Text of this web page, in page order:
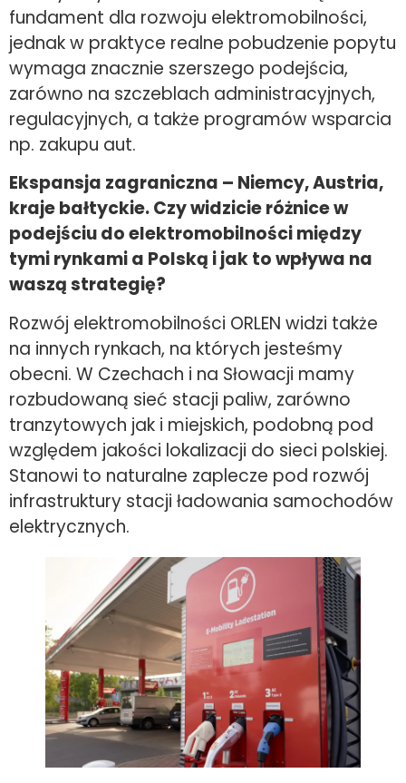
fundament dla rozwoju elektromobilności,
jednak w praktyce realne pobudzenie popytu
wymaga znacznie szerszego podejścia,
zarówno na szczeblach administracyjnych,
regulacyjnych, a także programów wsparcia
np. zakupu aut.
Ekspansja zagraniczna – Niemcy, Austria,
kraje bałtyckie. Czy widzicie różnice w
podejściu do elektromobilności między
tymi rynkami a Polską i jak to wpływa na
waszą strategię?
Rozwój elektromobilności ORLEN widzi także
na innych rynkach, na których jesteśmy
obecni. W Czechach i na Słowacji mamy
rozbudowaną sieć stacji paliw, zarówno
tranzytowych jak i miejskich, podobną pod
względem jakości lokalizacji do sieci polskiej.
Stanowi to naturalne zaplecze pod rozwój
infrastruktury stacji ładowania samochodów
elektrycznych.